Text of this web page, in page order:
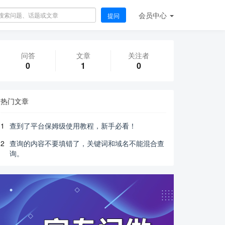
提问 会员中心
问答
0
文章
1
关注者
0
热门文章
1
查到了平台保姆级使用教程，新手必看！
2 查询的内容不要填错了，关键词和域名不能混合查
询。